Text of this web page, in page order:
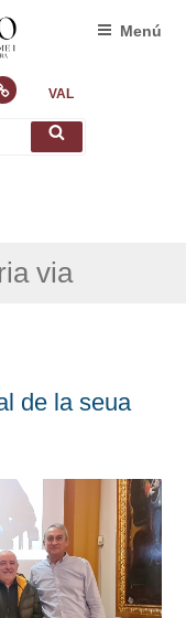
VAL
Cerca
Menú
via
de la seua